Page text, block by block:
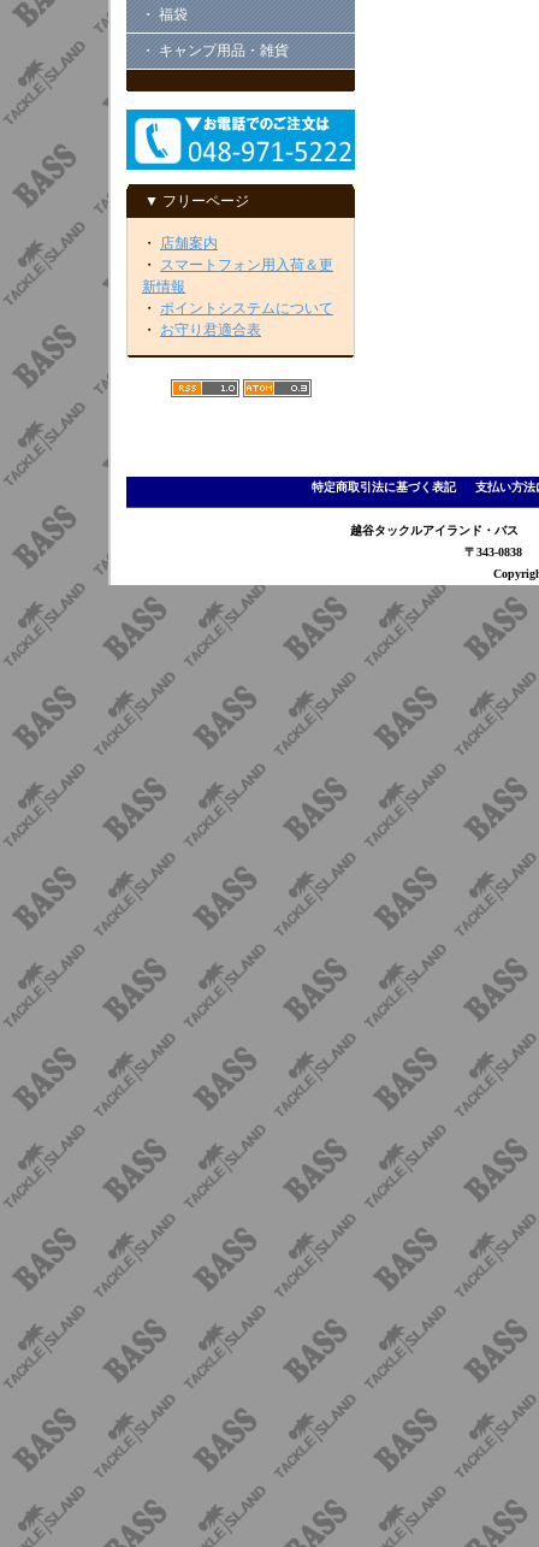
・ 福袋
・ キャンプ用品・雑貨
▼ フリーページ
・ 店舗案内
・ スマートフォン用入荷＆更
新情報
・ ポイントシステムについて
・ お守り君適合表
特定商取引法に基づく表記｜ 支払い方法
越谷タックルアイランド・バ
〒343-0838